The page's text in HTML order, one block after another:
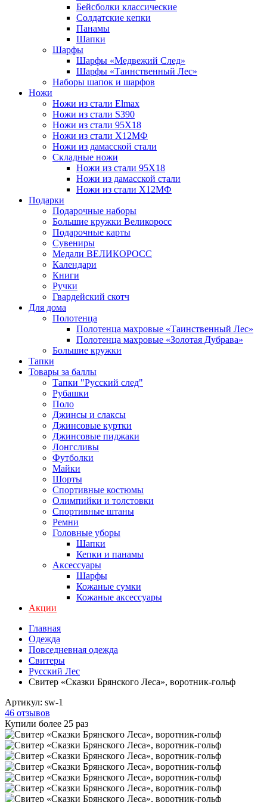
Бейсболки классические
Солдатские кепки
Панамы
Шапки
Шарфы
Шарфы «Медвежий След»
Шарфы «Таинственный Лес»
Наборы шапок и шарфов
Ножи
Ножи из стали Elmax
Ножи из стали S390
Ножи из стали 95X18
Ножи из стали Х12МФ
Ножи из дамасской стали
Складные ножи
Ножи из стали 95X18
Ножи из дамасской стали
Ножи из стали Х12МФ
Подарки
Подарочные наборы
Большие кружки Великоросс
Подарочные карты
Сувениры
Медали ВЕЛИКОРОСС
Календари
Книги
Ручки
Гвардейский скотч
Для дома
Полотенца
Полотенца махровые «Таинственный Лес»
Полотенца махровые «Золотая Дубрава»
Большие кружки
Тапки
Товары за баллы
Тапки "Русский след"
Рубашки
Поло
Джинсы и слаксы
Джинсовые куртки
Джинсовые пиджаки
Лонгсливы
Футболки
Майки
Шорты
Спортивные костюмы
Олимпийки и толстовки
Спортивные штаны
Ремни
Головные уборы
Шапки
Кепки и панамы
Аксессуары
Шарфы
Кожаные сумки
Кожаные аксессуары
Акции
Главная
Одежда
Повседневная одежда
Свитеры
Русский Лес
Свитер «Сказки Брянского Леса», воротник-гольф
Артикул: sw-1
46 отзывов
Купили более 25 раз